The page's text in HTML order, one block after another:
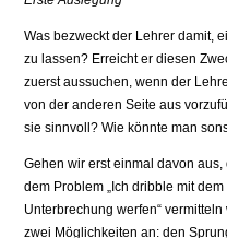
Was bezweckt der Lehrer damit,
zu lassen? Erreicht er diesen
zuerst aussuchen, wenn der
von der anderen Seite aus
sie sinnvoll? Wie könnte man
Gehen wir erst einmal davon
dem Problem „Ich dribble mit
Unterbrechung werfen“
zwei Möglichkeiten an: den